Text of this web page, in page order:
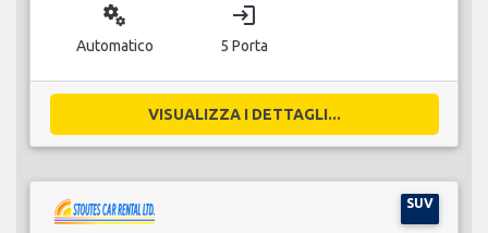
miscellaneous_services
Automatico
login
5 Porta
VISUALIZZA I DETTAGLI...
SUV